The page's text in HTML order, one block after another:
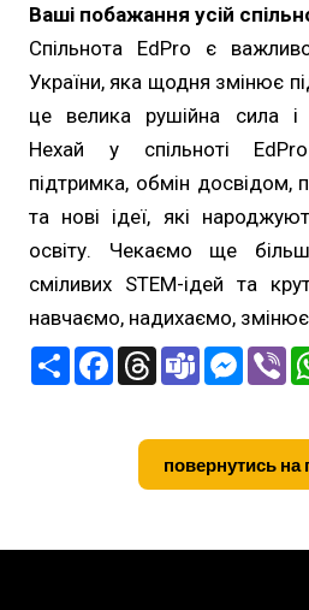
Ваші побажання усій
Спільнота EdPro є
України, яка щодня змінює
це велика рушійна сила і
Нехай у спільноті
підтримка, обмін досвідом,
та нові ідеї, які
освіту. Чекаємо ще
сміливих STEM-ідей та
навчаємо, надихаємо,
П
о
F
T
h
s
T
M
g
e
V
повернутись на